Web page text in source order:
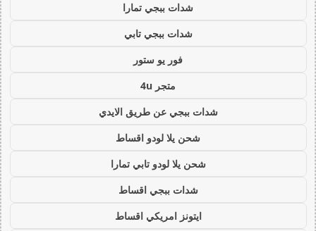
شدات ببجي تمارا
شدات ببجي تابي
فور يو ستور
متجر 4u
شدات ببجي عن طريق الايدي
شحن يلا لودو اقساط
شحن يلا لودو تابي تمارا
شدات ببجي اقساط
ايتونز امريكي اقساط